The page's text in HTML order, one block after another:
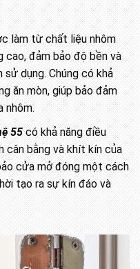
làm từ chất liệu nhôm
cao, đảm bảo độ bền và
dụng. Chúng có khả
ăn mòn, giúp bảo đảm
nhôm.
55 có khả năng điều
cân bằng và khít kín của
cửa mở đóng một cách
tạo ra sự kín đáo và